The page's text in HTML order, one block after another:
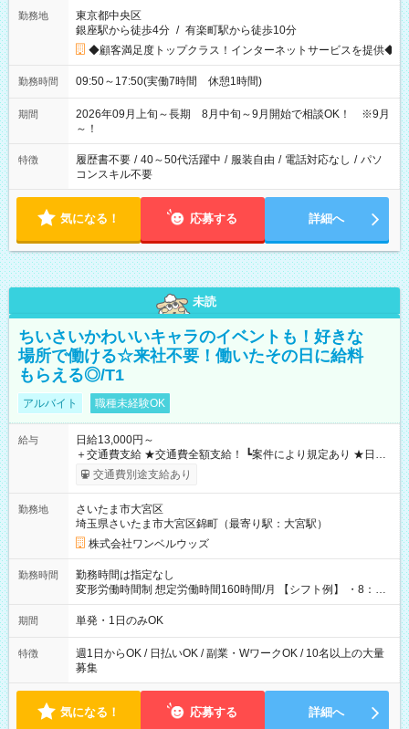
勤務地
東京都中央区
銀座駅から徒歩4分 / 有楽町駅から徒歩10分
◆顧客満足度トップクラス！インターネットサービスを提供◆
勤務時間 09:50～17:50(実働7時間 休憩1時間)
期間
2026年09月上旬～長期 8月中旬～9月開始で相談OK！ ※9月
～！
特徴 履歴書不要 / 40～50代活躍中 / 服装自由 / 電話対応なし / パソ
コンスキル不要
気になる！ 応募する 詳細へ
未読
ちいさいかわいいキャラのイベントも！好きな
場所で働ける☆来社不要！働いたその日に給料
もらえる◎/T1
アルバイト 職種未経験OK
給与
日給13,000円～
＋交通費支給 ★交通費全額支給！ ┗案件により規定あり ★日払
いOK！（規定あり） ┗働いたその日に現金GET♪ お仕事後はコ
ンビニATMから 日払い分を引き落とせます！ 【試用期間】試
交通費別途支給あり
勤務地
さいたま市大宮区
埼玉県さいたま市大宮区錦町（最寄り駅：大宮駅）
株式会社ワンベルウッズ
勤務時間
勤務時間は指定なし
変形労働時間制 想定労働時間160時間/月 【シフト例】 ・8：00
～21：00
期間 単発・1日のみOK
特徴
週1日からOK / 日払いOK / 副業・WワークOK / 10名以上の大量
募集
気になる！ 応募する 詳細へ